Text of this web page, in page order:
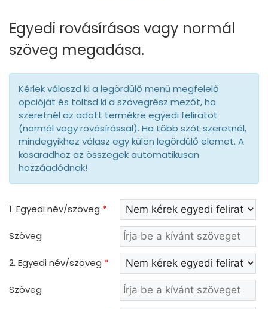
Egyedi rovásírásos vagy normál
szöveg megadása.
Kérlek válaszd ki a legördülő menü megfelelő
opcióját és töltsd ki a szövegrész mezőt, ha
szeretnél az adott termékre egyedi feliratot
(normál vagy rovásírással). Ha több szót szeretnél,
mindegyikhez válasz egy külön legördülő elemet. A
kosaradhoz az összegek automatikusan
hozzáadódnak!
1. Egyedi név/szöveg *
Szöveg
2. Egyedi név/szöveg *
Szöveg